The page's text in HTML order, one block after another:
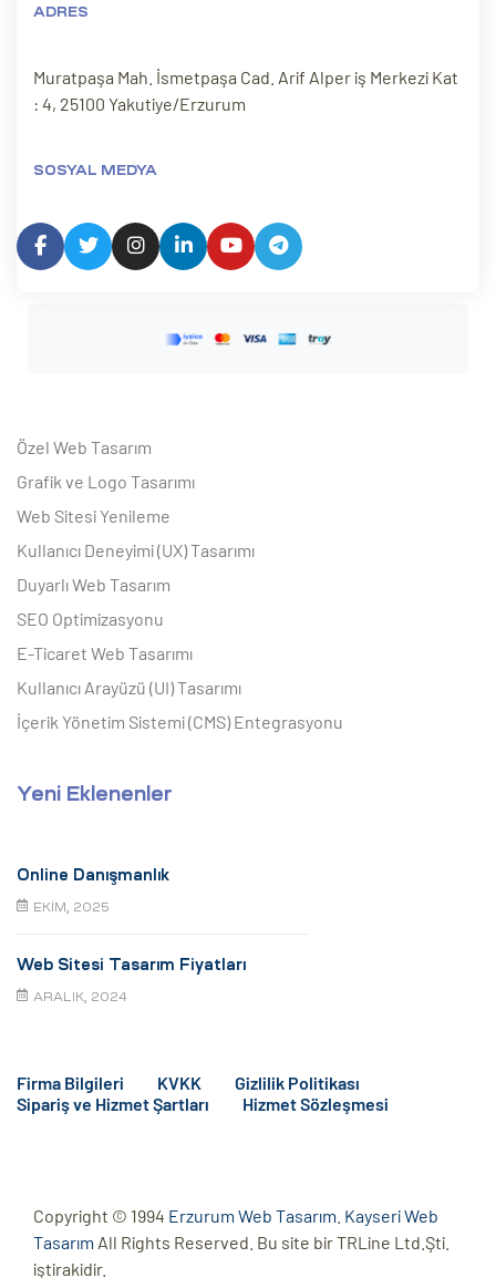
ADRES
Muratpaşa Mah. İsmetpaşa Cad. Arif Alper iş Merkezi Kat
: 4, 25100 Yakutiye/Erzurum
SOSYAL MEDYA
Özel Web Tasarım
Grafik ve Logo Tasarımı
Web Sitesi Yenileme
Kullanıcı Deneyimi (UX) Tasarımı
Duyarlı Web Tasarım
SEO Optimizasyonu
E-Ticaret Web Tasarımı
Kullanıcı Arayüzü (UI) Tasarımı
İçerik Yönetim Sistemi (CMS) Entegrasyonu
Yeni Eklenenler
Online Danışmanlık
EKIM, 2025
Web Sitesi Tasarım Fiyatları
ARALIK, 2024
Firma Bilgileri KVKK
Gizlilik Politikası
Sipariş ve Hizmet Şartları
Hizmet Sözleşmesi
Copyright © 1994 Erzurum Web Tasarım Kayseri Web
Tasarım All Rights Reserved. Bu site bir TRLine Ltd.Şti.
iştirakidir.